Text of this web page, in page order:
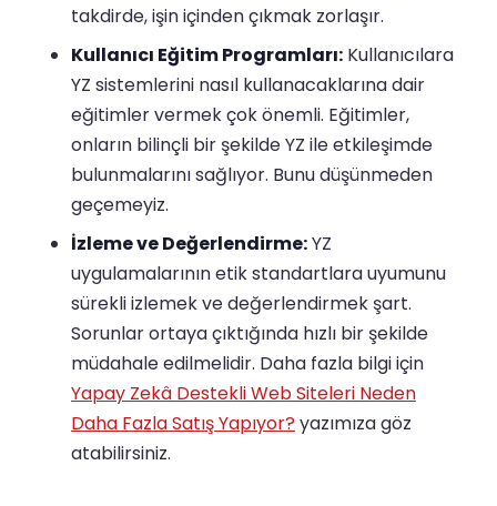
takdirde, işin içinden çıkmak zorlaşır.
Kullanıcı Eğitim Programları: Kullanıcılara
YZ sistemlerini nasıl kullanacaklarına dair
eğitimler vermek çok önemli. Eğitimler,
onların bilinçli bir şekilde YZ ile etkileşimde
bulunmalarını sağlıyor. Bunu düşünmeden
geçemeyiz.
İzleme ve Değerlendirme:YZ
uygulamalarının etik standartlara uyumunu
sürekli izlemek ve değerlendirmek şart.
Sorunlar ortaya çıktığında hızlı bir şekilde
müdahale edilmelidir. Daha fazla bilgi için
Yapay Zekâ Destekli Web Siteleri Neden
Daha Fazla Satış Yapıyor? yazımıza göz
atabilirsiniz.